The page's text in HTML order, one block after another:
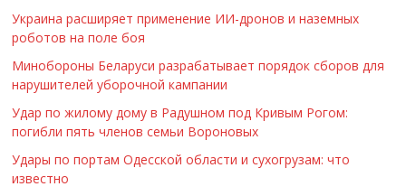
Украина расширяет применение ИИ-дронов и наземных
роботов на поле боя
Минобороны Беларуси разрабатывает порядок сборов для
нарушителей уборочной кампании
Удар по жилому дому в Радушном под Кривым Рогом:
погибли пять членов семьи Вороновых
Удары по портам Одесской области и сухогрузам: что
известно